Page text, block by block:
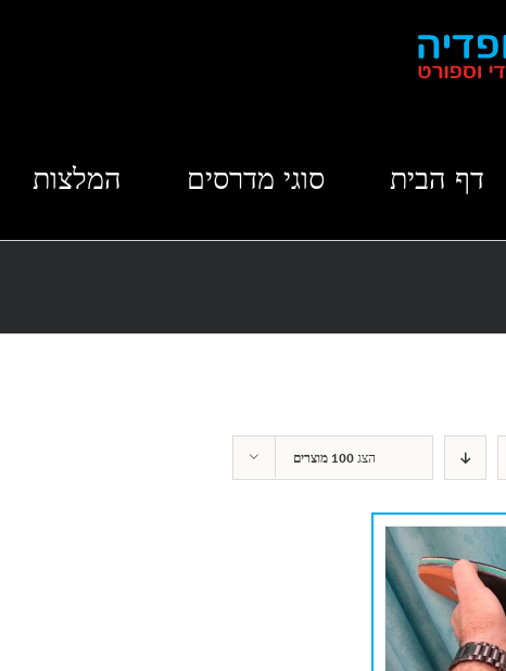
דף הבית סוגי מדרסים המלצות
הצג 100 מוצרים